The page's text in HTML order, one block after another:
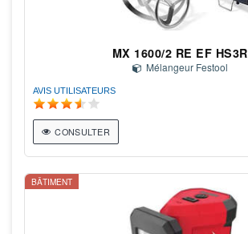
MX 1600/2 RE EF HS3R
Mélangeur Festool
AVIS UTILISATEURS
CONSULTER
BÂTIMENT